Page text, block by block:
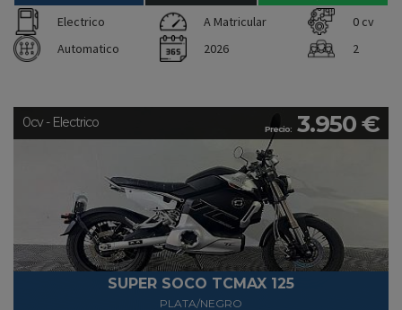
Electrico A Matricular
0 cv
Automatico
2026 2
Precio: 3.950 €
0cv - Electrico
SUPER SOCO TCMAX 125
PLATA/NEGRO